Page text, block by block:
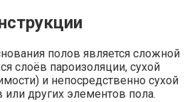
полов является сложной
слоёв пароизоляции, сухой
и непосредственно сухой
или других элементов пола.